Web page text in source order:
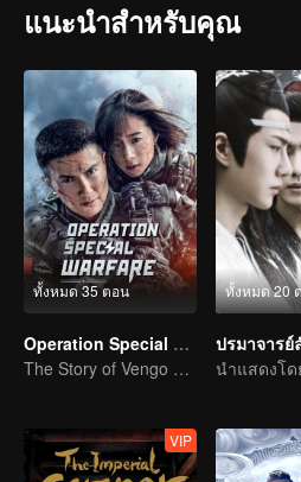
successfully drove the aggressors
แนะนำสำหรับคุณ
ทั้งหมด 35 ตอน
Operation Special Warfare
The Story of Vengo and Hu Bingqing in the Army
ทั้งหมด 20
VIP